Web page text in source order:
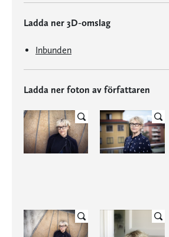
Ladda ner 3D-omslag
Inbunden
Ladda ner foton av författaren